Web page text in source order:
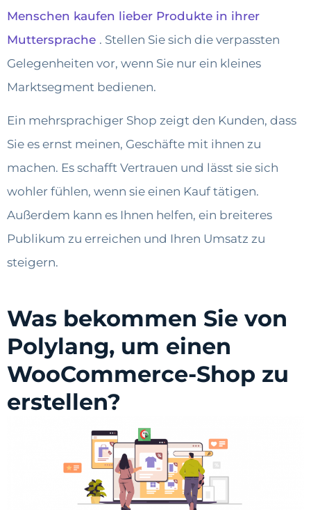
Menschen kaufen lieber Produkte in ihrer
Muttersprache . Stellen Sie sich die verpassten
Gelegenheiten vor, wenn Sie nur ein kleines
Marktsegment bedienen.
Ein mehrsprachiger Shop zeigt den Kunden, dass
Sie es ernst meinen, Geschäfte mit ihnen zu
machen. Es schafft Vertrauen und lässt sie sich
wohler fühlen, wenn sie einen Kauf tätigen.
Außerdem kann es Ihnen helfen, ein breiteres
Publikum zu erreichen und Ihren Umsatz zu
steigern.
Was bekommen Sie von
Polylang, um einen
WooCommerce-Shop zu
erstellen?